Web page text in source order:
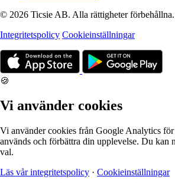
© 2026 Ticsie AB. Alla rättigheter förbehållna.
Integritetspolicy Cookieinställningar
🍪
Vi använder cookies
Vi använder cookies från Google Analytics för
används och förbättra din upplevelse. Du kan
val.
Läs vår integritetspolicy · Cookieinställningar